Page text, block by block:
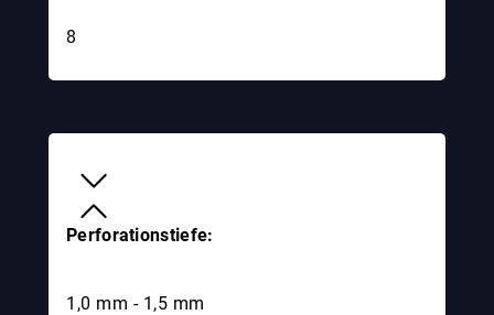
8
Perforationstiefe:
1,0 mm - 1,5 mm